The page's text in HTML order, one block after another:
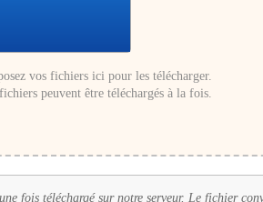
vos fichiers ici pour les télécharger.
peuvent être téléchargés à la fois.
fois téléchargé sur notre serveur. Le fichier